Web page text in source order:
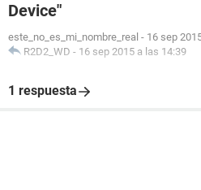
Device"
este_no_es_mi_nombre_real - 16 sep
R2D2_WD - 16 sep 2015 a las 14:39
1 respuesta